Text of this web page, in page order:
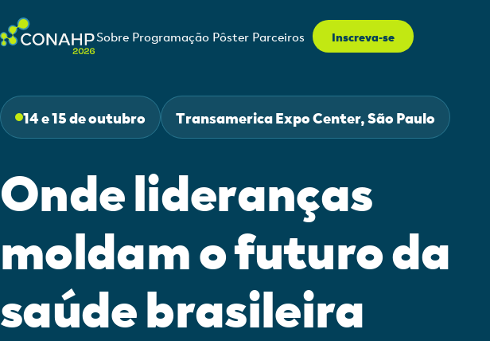
Sobre Programação Pôster Parceiros Inscreva-se
14 e 15 de outubro Transamerica Expo Center, São Paulo
Onde lideranças
moldam o futuro da
saúde brasileira